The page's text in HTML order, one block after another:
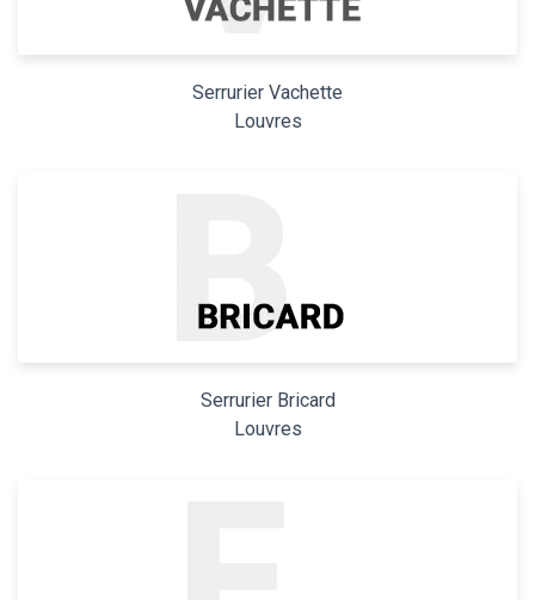
Serrurier Vachette
Louvres
Serrurier Bricard
Louvres